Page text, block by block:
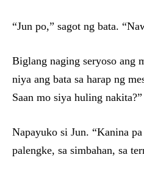
“Jun po,” sagot ng bata.
Biglang naging seryoso ang
niya ang bata sa harap ng
Saan mo siya huling nakita?”
Napayuko si Jun. “Kanina
palengke, sa simbahan, sa